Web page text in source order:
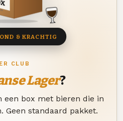
CLUB
Lager?
een box met bieren die in
Geen standaard pakket.
& KRACHTIG